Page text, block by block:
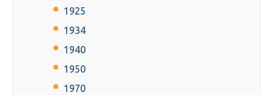
1925
1934
1940
1950
1970